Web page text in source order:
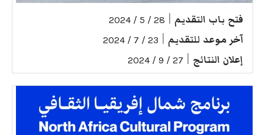
فتح باب التقديم 28 / 5 / 2024
آخر موعد للتقديم 23 / 7 / 2024
إعلان النتائج 27 / 9 / 2024